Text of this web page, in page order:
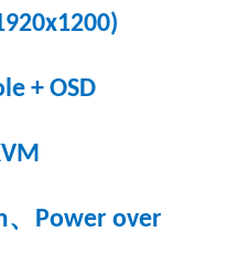
+ OSD
、
Power over